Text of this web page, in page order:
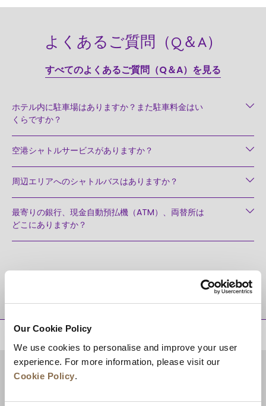
Our Cookie Policy
We use cookies to personalise and improve your user
experience. For more information, please visit our
Cookie Policy.
よくあるご質問（Q＆A）
すべてのよくあるご質問（Q＆A）を見る
ホテル内に駐車場はありますか？また駐車料金はい
くらですか？
空港シャトルサービスがありますか？
周辺エリアへのシャトルバスはありますか？
最寄りの銀行、現金自動預払機（ATM）、両替所は
どこにありますか？